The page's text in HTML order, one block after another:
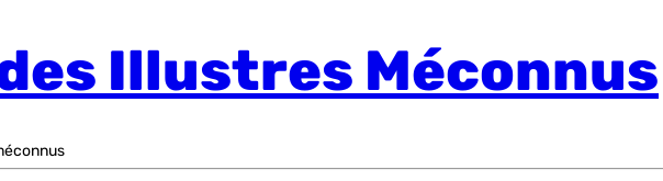
Illustres Méconnus